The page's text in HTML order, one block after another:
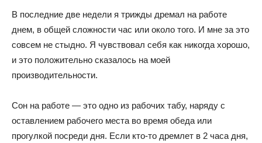
В последние две недели я трижды дремал на работе
днем, в общей сложности час или около того. И мне за это
совсем не стыдно. Я чувствовал себя как никогда хорошо,
и это положительно сказалось на моей
производительности.
Сон на работе — это одно из рабочих табу, наряду с
оставлением рабочего места во время обеда или
прогулкой посреди дня. Если кто-то дремлет в 2 часа дня,